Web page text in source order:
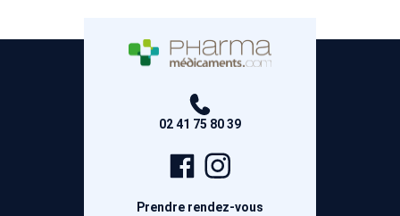
02 41 75 80 39
Page
Facebook
Prendre rendez-vous